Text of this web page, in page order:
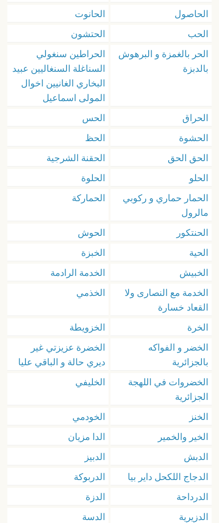
الحاصول
الحانوت
الحب
الحتشون
الحر بالغمزة و البرهوش
بالدبزة
الحراطين سنغولي
السناغلة السنغاليين عبيد
البخاري الغانيين اخوال
المولى اسماعيل
الحراق
الحس
الحشوة
الحظ
الحق الحق
الحقنة الشرجية
الحلو
الحلوة
الحمار حماري و ركوبي
مالرول
الحماركة
الحنتكور
الحوش
الحية
الخبزة
الخبيش
الخدمة الرادمة
الخدمة مع النصارى ولا
القعاد خسارة
الخذمي
الخرة
الخزويطة
الخضر و الفواكه
بالجزائرية
الخضرة عزيزتي غير
ديري حالة و الباقي عليا
الخضروات في اللهجة
الجزائرية
الخليفي
الخنز
الخودمي
الخير والخمير
الدا مزيان
الدبش
الدبيز
الدجاج اللكحل داير بيا
الدربوكة
الدرداحة
الدزة
الدزيرية
الدسة